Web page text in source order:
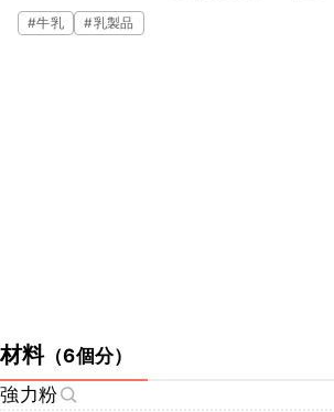
すよ。ぜひお試しください！
#牛乳 #乳製品
材料（6個分）
強力粉